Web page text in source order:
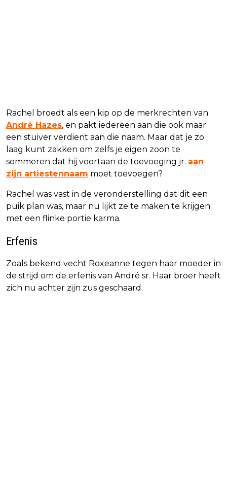
Rachel broedt als een kip op de merkrechten van
André Hazes, en pakt iedereen aan die ook maar
een stuiver verdient aan die naam. Maar dat je zo
laag kunt zakken om zelfs je eigen zoon te
sommeren dat hij voortaan de toevoeging jr. aan
zijn artiestennaam moet toevoegen?
Rachel was vast in de veronderstelling dat dit een
puik plan was, maar nu lijkt ze te maken te krijgen
met een flinke portie karma.
Erfenis
Zoals bekend vecht Roxeanne tegen haar moeder in
de strijd om de erfenis van André sr. Haar broer heeft
zich nu achter zijn zus geschaard.